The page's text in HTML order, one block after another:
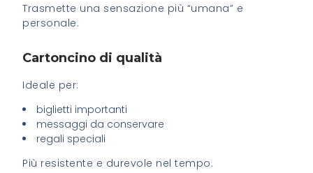
Trasmette una sensazione più “umana” e
personale.
Cartoncino di qualità
Ideale per:
biglietti importanti
messaggi da conservare
regali speciali
Più resistente e durevole nel tempo.